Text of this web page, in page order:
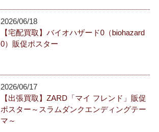
2026/06/18
【宅配買取】バイオハザード0（biohazard
0）販促ポスター
2026/06/17
【出張買取】ZARD「マイ フレンド」販促
ポスター～スラムダンクエンディングテー
マ～